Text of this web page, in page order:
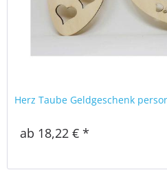
Herz Taube Geldgeschenk
ab 18,22 € *